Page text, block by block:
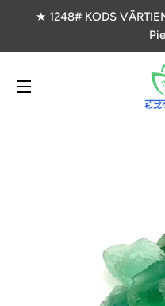
★ 1248# KODS
VIETNES NAVIGĀCIJA